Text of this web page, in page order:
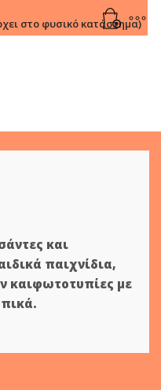
στο φυσικό κατάστημα)
και
παιχνίδια,
καιφωτοτυπίες με